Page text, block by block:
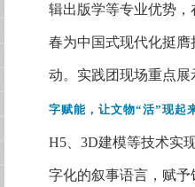
辑出版学等专业优势
春为中国式现代化挺
动。实践团现场重点展
字赋能，让文物“活”现起
H5、3D建模等技术实
字化的叙事语言，赋